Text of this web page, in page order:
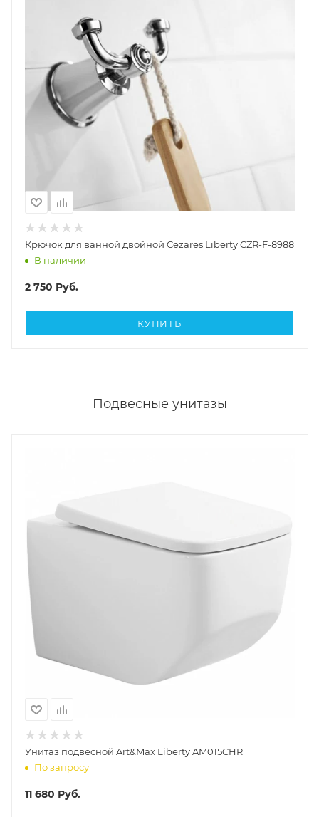
Крючок для ванной двойной Cezares Liberty CZR-F-8988
В наличии
2 750 Руб.
КУПИТЬ
Подвесные унитазы
Унитаз подвесной Art&Max Liberty AM015CHR
По запросу
11 680 Руб.